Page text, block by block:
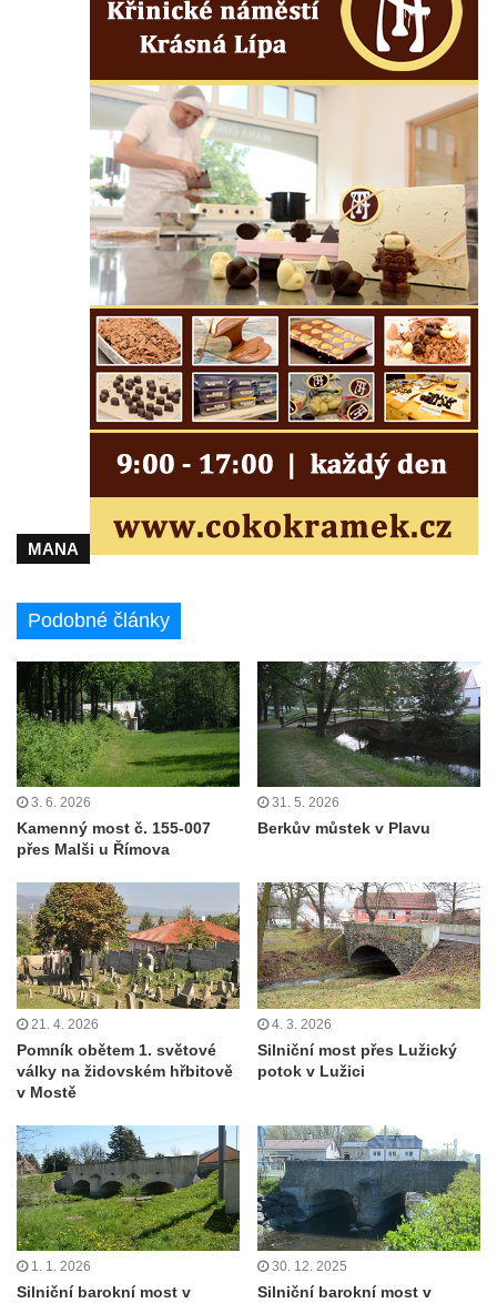
MANA
Podobné články
3. 6. 2026
Kamenný most č. 155-007
přes Malši u Římova
31. 5. 2026
Berkův můstek v Plavu
21. 4. 2026
Pomník obětem 1. světové
války na židovském hřbitově
v Mostě
4. 3. 2026
Silniční most přes Lužický
potok v Lužici
1. 1. 2026
Silniční barokní most v
30. 12. 2025
Silniční barokní most v